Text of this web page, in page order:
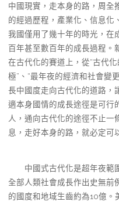
中國現實，走本身的路，周全
的經過歷程，產業化、信息化
我國僅用了幾十年的時光，在
百年甚至數百年的成長過程。
在古代化的賽道上，從“古代
極”、“最年夜的經濟和社會變
長中國度走向古代化的道路，
適本身國情的成長途徑是可行
人，通向古代化的途徑不止一
息，走好本身的路，就必定可
中國式古代化是超年夜範
全部人類社會成長作出史無前
的國度和地域生齒約為10億